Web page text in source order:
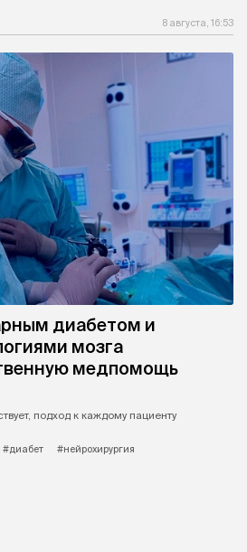
8 августа, 16:53
диабетом и
мозга
медпомощь
подход к каждому пациенту
#диабет
#нейрохирургия